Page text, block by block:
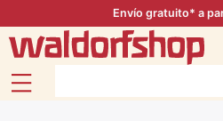
Envío gratuito* a